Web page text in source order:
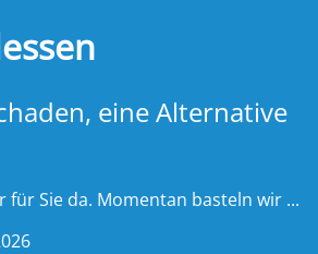
eine Alternative
für Sie da. Momentan basteln wir ...